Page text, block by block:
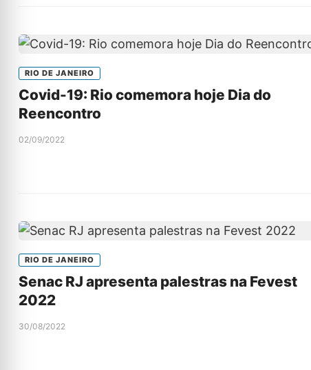
RIO DE JANEIRO
Covid-19: Rio comemora hoje Dia do
Reencontro
02/09/2022
RIO DE JANEIRO
Senac RJ apresenta palestras na Fevest
2022
30/08/2022